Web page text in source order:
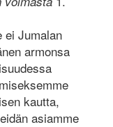
ei Jumalan
armonsa
kautta,
asiamme